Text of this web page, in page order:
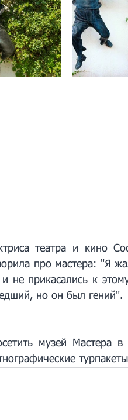
театра и кино
про мастера: "Я
не прикасались к
но он был гений".
музей